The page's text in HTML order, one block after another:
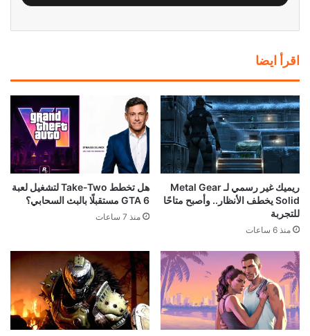
اقرأ ايضا
ريميك غير رسمي لـ Metal Gear
Solid يخطف الأنظار.. وأصبح متاحًا
للتجربة
منذ 6 ساعات
هل تخطط Take-Two لتشغيل لعبة
GTA 6 مستقبلًا بالبث السحابي؟
منذ 7 ساعات